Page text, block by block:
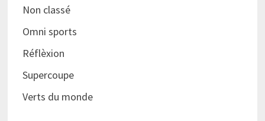
Non classé
Omni sports
Réflèxion
Supercoupe
Verts du monde